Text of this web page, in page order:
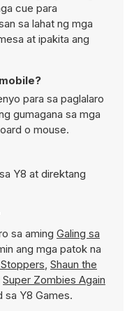
cue para
sa lahat ng mga
at ipakita ang
para sa paglalaro
gumagana sa mga
o mouse.
Y8 at direktang
sa aming Galing sa
ang mga patok na
, Shaun the
Super Zombies Again
sa Y8 Games.